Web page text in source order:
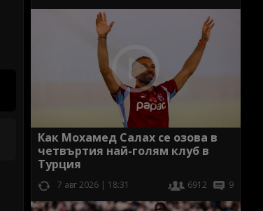
Как Мохамед Салах се озова в
четвъртия най-голям клуб в
Турция
7 авг 2026 | 18:31 6912 9